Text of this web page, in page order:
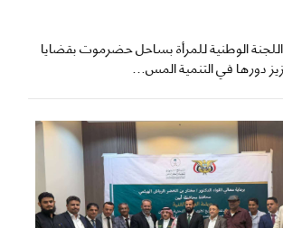
الوطنية للمرأة بساحل حضرموت بقضايا
دورها في التنمية المس...